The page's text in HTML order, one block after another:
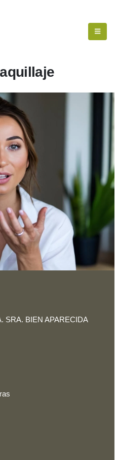
SRA. BIEN APARECIDA